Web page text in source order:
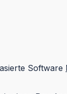
Software